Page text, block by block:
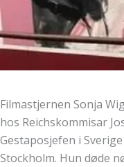
Filmastjernen Sonja
hos Reichskommisar
Gestaposjefen i
Stockholm. Hun døde